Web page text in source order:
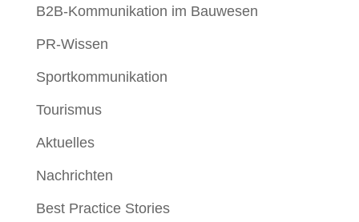
B2B-Kommunikation im Bauwesen
PR-Wissen
Sportkommunikation
Tourismus
Aktuelles
Nachrichten
Best Practice Stories